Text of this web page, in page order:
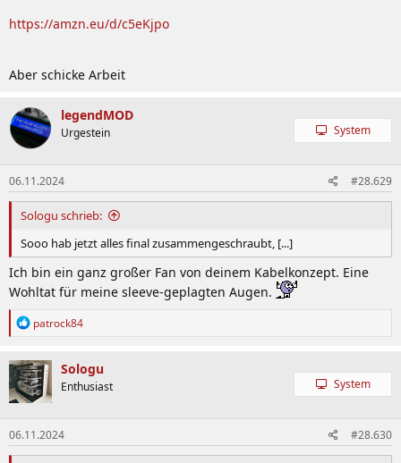
https://amzn.eu/d/c5eKjpo
Aber schicke Arbeit
legendMOD
Urgestein System
06.11.2024 #28.629
Sologu schrieb:
Sooo hab jetzt alles final zusammengeschraubt, [...]
Ich bin ein ganz großer Fan von deinem Kabelkonzept. Eine
Wohltat für meine sleeve-geplagten Augen.
R
k
t
i
o
n
e
n
patrock84
Sologu
Enthusiast System
06.11.2024 #28.630